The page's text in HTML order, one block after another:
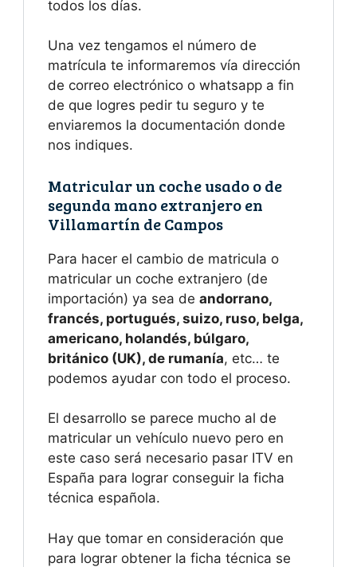
todos los días.
Una vez tengamos el número de
matrícula te informaremos vía dirección
de correo electrónico o whatsapp a fin
de que logres pedir tu seguro y te
enviaremos la documentación donde
nos indiques.
Matricular un coche usado o de
segunda mano extranjero en
Villamartín de Campos
Para hacer el cambio de matricula o
matricular un coche extranjero (de
importación) ya sea de andorrano,
francés, portugués, suizo, ruso, belga,
americano, holandés, búlgaro,
británico (UK), de rumanía, etc… te
podemos ayudar con todo el proceso.
El desarrollo se parece mucho al de
matricular un vehículo nuevo pero en
este caso será necesario pasar ITV en
España para lograr conseguir la ficha
técnica española.
Hay que tomar en consideración que
para lograr obtener la ficha técnica se